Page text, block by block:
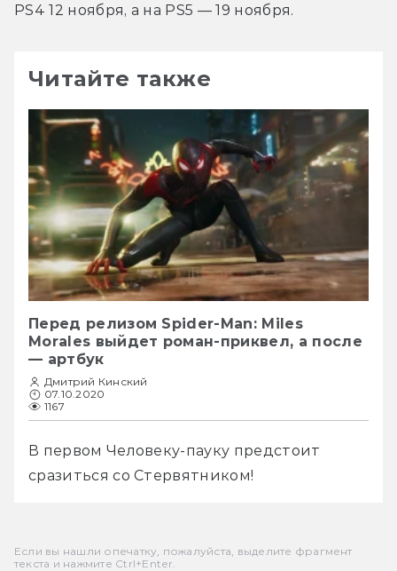
PS4 12 ноября, а на PS5 — 19 ноября.
Читайте также
Перед релизом Spider-Man: Miles
Morales выйдет роман-приквел, а после
— артбук
Дмитрий Кинский
07.10.2020
1167
В первом Человеку-пауку предстоит
сразиться со Стервятником!
Если вы нашли опечатку, пожалуйста, выделите фрагмент
текста и нажмите Ctrl+Enter.